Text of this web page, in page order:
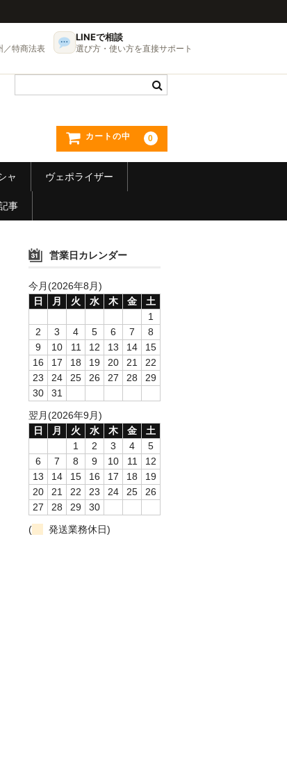
／特商法表
LINEで相談
選び方・使い方を直接サポート
カートの中 0
ャ ヴェポライザー
事
営業日カレンダー
今月(2026年8月)
日
月 火 水 木 金
土
1
2
3 4 5 6 7
8
9
10 11 12 13 14
15
16
17 18 19 20 21
22
23
24 25 26 27 28
29
30
31
翌月(2026年9月)
日
月 火 水 木 金
土
1
2 3 4
5
6
7 8 9 10 11
12
13
14 15 16 17 18
19
20
21 22 23 24 25
26
27
28 29
30
(
発送業務休日)